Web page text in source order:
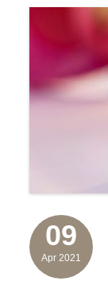
09
Apr 2021